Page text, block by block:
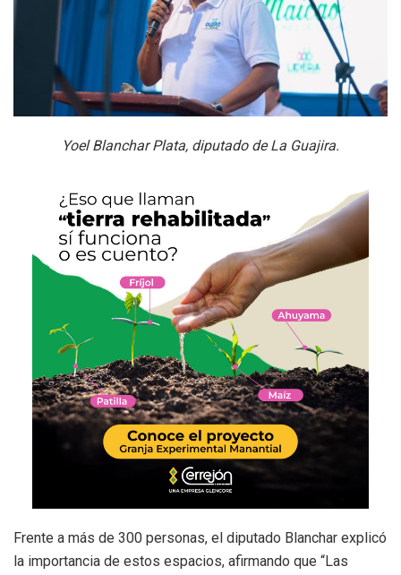
Yoel Blanchar Plata, diputado de La Guajira.
Frente a más de 300 personas, el diputado Blanchar explicó
la importancia de estos espacios, afirmando que “Las